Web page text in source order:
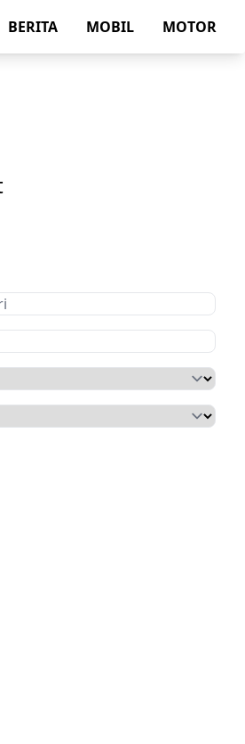
BERITA MOBIL MOTOR